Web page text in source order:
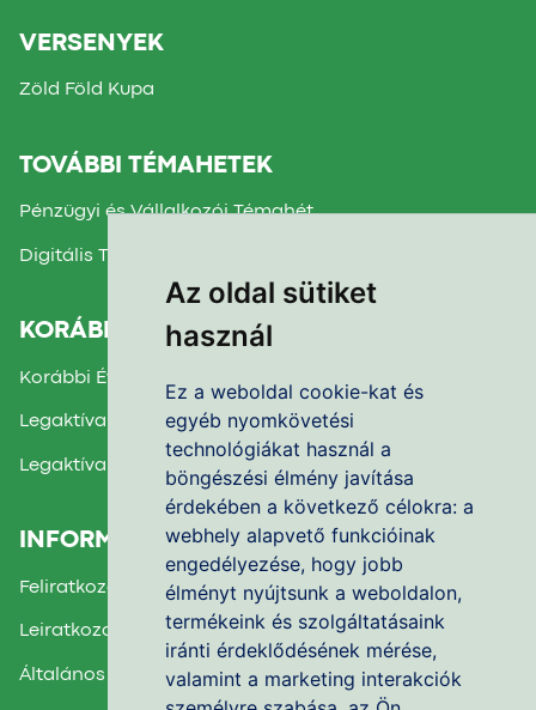
Az oldal sütiket
használ
Ez a weboldal cookie-kat és
egyéb nyomkövetési
technológiákat használ a
böngészési élmény javítása
érdekében a következő célokra: a
webhely alapvető funkcióinak
engedélyezése, hogy jobb
élményt nyújtsunk a weboldalon,
termékeink és szolgáltatásaink
iránti érdeklődésének mérése,
valamint a marketing interakciók
VERSENYEK
Zöld Föld Kupa
TOVÁBBI TÉMAHETEK
Pénzügyi és Vállalkozói Témahét
Digitális Témahét
KORÁBBI TÉMAHETEK
Korábbi Évek Beszámolói
Legaktívabb Iskola díj 2025.
Legaktívabb Iskola díj 2024.
INFORMÁCIÓK
Feliratkozás a Hírlevélre
Leiratkozás a Hírlevélről
Általános Felhasználási Feltételek